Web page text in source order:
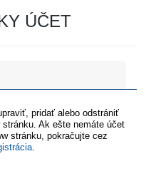
ÚČET
pridať alebo odstrániť
Ak ešte nemáte účet
stránku, pokračujte cez
.